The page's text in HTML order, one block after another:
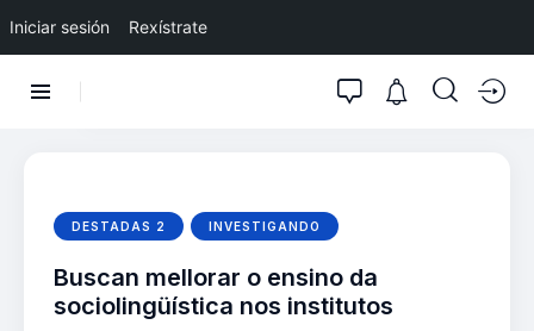
Iniciar sesión Rexístrate
DESTADAS 2 INVESTIGANDO
Buscan mellorar o ensino da
sociolingüística nos institutos